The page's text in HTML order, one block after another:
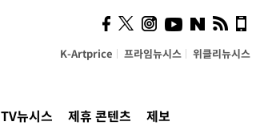
K-Artprice 프라임뉴시스 위클리뉴시스
TV뉴시스 제휴 콘텐츠 제보